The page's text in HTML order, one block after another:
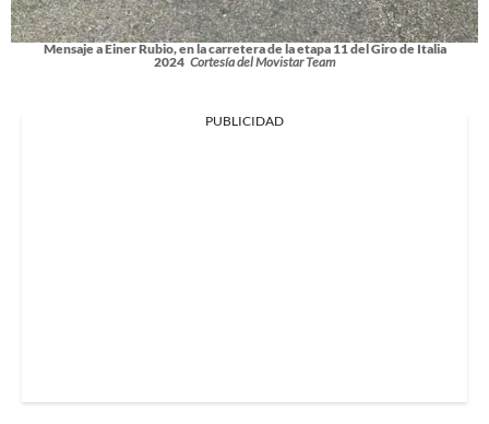
Mensaje a Einer Rubio, en la carretera de la etapa 11 del Giro de Italia
2024 Cortesía del Movistar Team
PUBLICIDAD